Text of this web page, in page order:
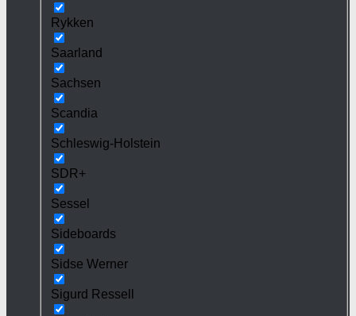
Rykken
Saarland
Sachsen
Scandia
Schleswig-Holstein
SDR+
Sessel
Sideboards
Sidse Werner
Sigurd Ressell